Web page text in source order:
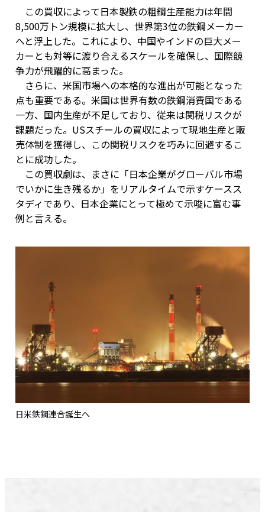
この買収によって日本製鉄の粗鋼生産能力は年間
8,500万トン規模に拡大し、世界第3位の鉄鋼メーカー
へと浮上した。これにより、中国やインドの巨大メー
カーとも対等に渡り合えるスケールを確保し、国際競
争力が飛躍的に高まった。
さらに、米国市場への本格的な進出が可能となった
点も重要である。米国は世界有数の鉄鋼消費国である
一方、国内生産が不足しており、従来は関税リスクが
課題だった。USスチールの買収によって現地生産と販
売体制を獲得し、この関税リスクを巧みに回避するこ
とに成功した。
この買収劇は、まさに「日本企業がグローバル市場
でいかに生き残るか」をリアルタイムで示すケースス
タディであり、日本企業にとって極めて示唆に富む事
例と言える。
日米鉄鋼連合誕生へ